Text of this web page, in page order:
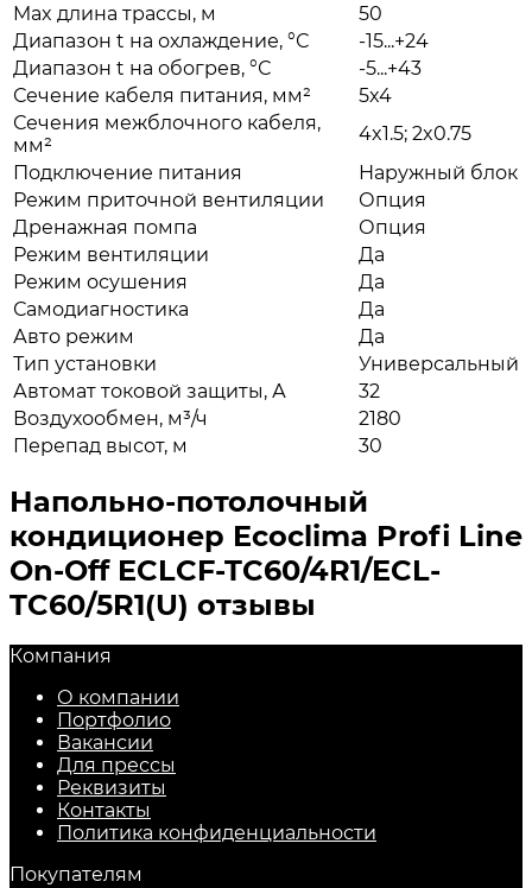
Max длина трассы, м
50
Диапазон t на охлаждение, °С
-15...+24
Диапазон t на обогрев, °С
-5...+43
Сечение кабеля питания, мм²
5x4
Сечения межблочного кабеля,
мм²
4x1.5; 2x0.75
Подключение питания
Наружный блок
Режим приточной вентиляции
Опция
Дренажная помпа
Опция
Режим вентиляции
Да
Режим осушения
Да
Самодиагностика
Да
Авто режим
Да
Тип установки
Универсальный
Автомат токовой защиты, А
32
Воздухообмен, м³/ч
2180
Перепад высот, м
30
Напольно-потолочный
кондиционер Ecoclima Profi Line
On-Off ECLCF-TC60/4R1/ECL-
TC60/5R1(U) отзывы
Компания
О компании
Портфолио
Вакансии
Для прессы
Реквизиты
Контакты
Политика конфиденциальности
Покупателям